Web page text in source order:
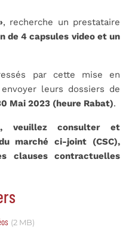
, recherche un prestataire
de 4 capsules video et un
par cette mise en
leurs dossiers de
Mai 2023 (heure Rabat).
veuillez consulter et
marché ci-joint (CSC),
clauses contractuelles
(2 MB)